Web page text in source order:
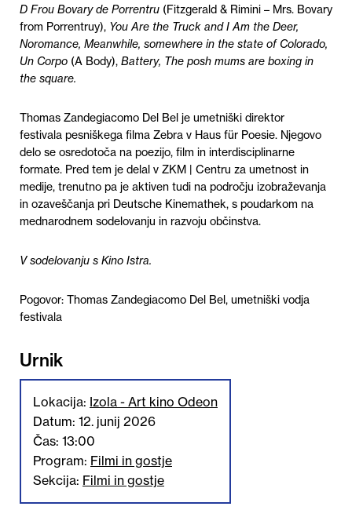
D Frou Bovary de Porrentru (Fitzgerald & Rimini – Mrs. Bovary
from Porrentruy), You Are the Truck and I Am the Deer,
Noromance, Meanwhile, somewhere in the state of Colorado,
Un Corpo (A Body), Battery, The posh mums are boxing in
the square.
Thomas Zandegiacomo Del Bel je umetniški direktor
festivala pesniškega filma Zebra v Haus für Poesie. Njegovo
delo se osredotoča na poezijo, film in interdisciplinarne
formate. Pred tem je delal v ZKM | Centru za umetnost in
medije, trenutno pa je aktiven tudi na področju izobraževanja
in ozaveščanja pri Deutsche Kinemathek, s poudarkom na
mednarodnem sodelovanju in razvoju občinstva.
V sodelovanju s Kino Istra.
Pogovor: Thomas Zandegiacomo Del Bel, umetniški vodja
festivala
Urnik
Lokacija: Izola - Art kino Odeon
Datum: 12. junij 2026
Čas: 13:00
Program: Filmi in gostje
Sekcija: Filmi in gostje